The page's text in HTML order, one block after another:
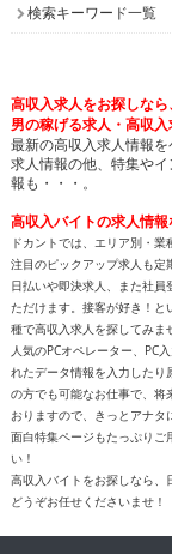
検索キーワード一覧
高収入求人をお探しな
男の稼げる求人・高収
最新の高収入求人情報を
求人情報の他、特集や
報も・・・。
高収入バイトの求人情報
ドカントでは、エリア別・業
注目のピックアップ求人も定
日払いや即決求人、また社
ただけます。接客が好き！と
種で高収入求人を探してみま
人気のPCオペレーター、PC
れたデータ情報を入力したり
の方でも可能なお仕事で、将
おりますので、きっとアナタ
面白特集ページもたっぷりご
い！
高収入バイトをお探しなら、
どうぞお任せくださいませ！